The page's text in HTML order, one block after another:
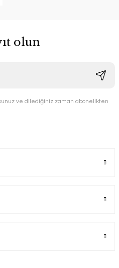
olun
ve dilediğiniz zaman abonelikten